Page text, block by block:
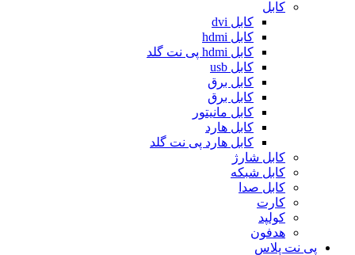
کابل
کابل dvi
کابل hdmi
کابل hdmi پی نت گلد
کابل usb
کابل برق
کابل برق
کابل مانیتور
کابل هارد
کابل هارد پی نت گلد
کابل شارژ
کابل شبکه
کابل صدا
کارت
کولپد
هدفون
پی نت پلاس